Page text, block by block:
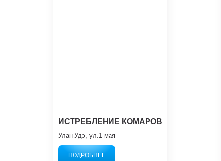
ИСТРЕБЛЕНИЕ КОМАРОВ
Улан-Удэ, ул.1 мая
ПОДРОБНЕЕ